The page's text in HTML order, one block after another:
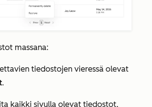
massana:
tiedostojen vieressä olevat
.
kaikki sivulla olevat tiedostot,